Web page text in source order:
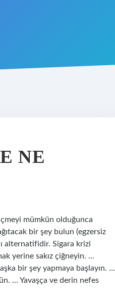
NE
içmeyi mümkün olduğunca
bir şey bulun (egzersiz
alternatifidir. Sigara krizi
yerine sakız çiğneyin. …
bir şey yapmaya başlayın. …
… Yavaşça ve derin nefes